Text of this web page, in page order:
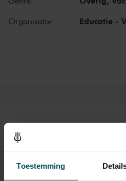
Toestemming
samen met uw medecursisten in Het
het concert in de Grote Zaal op12
- Maandag 11 mrt 20.00 tot 22.00 uur
- Dinsdag 12 mrt 20.15 tot 22.35 uur
Organisator Educatie -
Kaarten